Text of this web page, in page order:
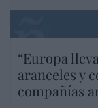
“Europa
aranceles y
compañías